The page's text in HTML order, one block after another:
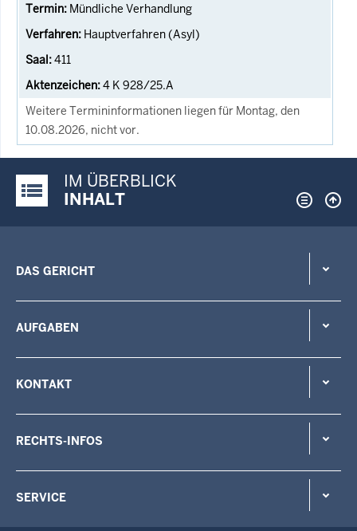
Mündliche Verhandlung
Hauptverfahren (Asyl)
411
4 K 928/25.A
Weitere Termininformationen liegen für Montag, den
10.08.2026, nicht vor.
Justiz-Portal im Überblick:
IM ÜBERBLICK
INHALT
DAS GERICHT
AUFGABEN
KONTAKT
RECHTS-INFOS
SERVICE